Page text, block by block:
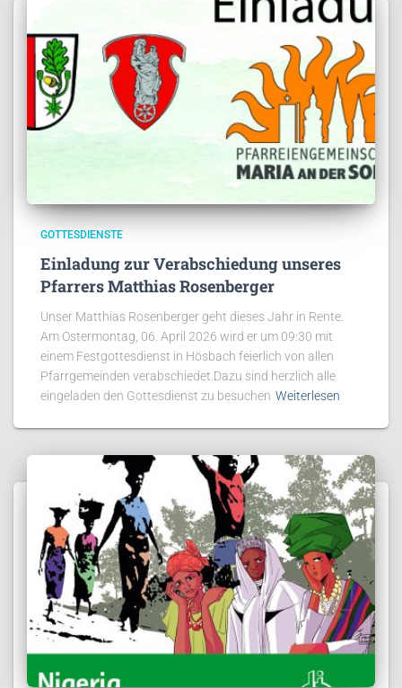
GOTTESDIENSTE
Einladung zur Verabschiedung unseres
Pfarrers Matthias Rosenberger
Unser Matthias Rosenberger geht dieses Jahr in Rente.
Am Ostermontag, 06. April 2026 wird er um 09:30 mit
einem Festgottesdienst in Hösbach feierlich von allen
Pfarrgemeinden verabschiedet.Dazu sind herzlich alle
eingeladen den Gottesdienst zu besuchen Weiterlesen